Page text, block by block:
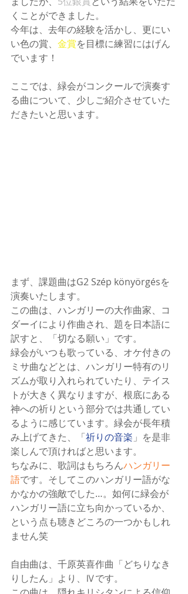
くことができました。
今年は、去年の経験を活かし、更にい
い色の賞、 金賞を目標に練習にはげん
でいます！
ここでは、緑会がコンクールで演奏す
る曲について、少しご紹介させていた
だきたいと思います。
まず、課題曲はG2 Szép könyörgésを
演奏いたします。
この曲は、ハンガリーの大作曲家、コ
ダーイにより作曲され、題を日本語に
訳すと、「切なる願い」です。
緑会がいつも歌っている、オケ付きの
ミサ曲などとは、ハンガリー特有のリ
ズムが取り入れられていたり、テイス
トが大きく異なりますが、根底にある
神への祈りという部分では共通してい
るように感じています。緑会が長年積
み上げてきた、「祈りの音楽 」を是非
楽しんで頂ければと思います。
ちなみに、歌詞はもちろんハンガリー
語です。そしてこのハンガリー語がな
かなかの強敵でした…。如何に緑会が
ハンガリー語に立ち向かっているか、
という点も聴きどころの一つかもしれ
ません笑
自由曲は、千原英喜作曲「どちりなき
りしたん」より、Ⅳです。